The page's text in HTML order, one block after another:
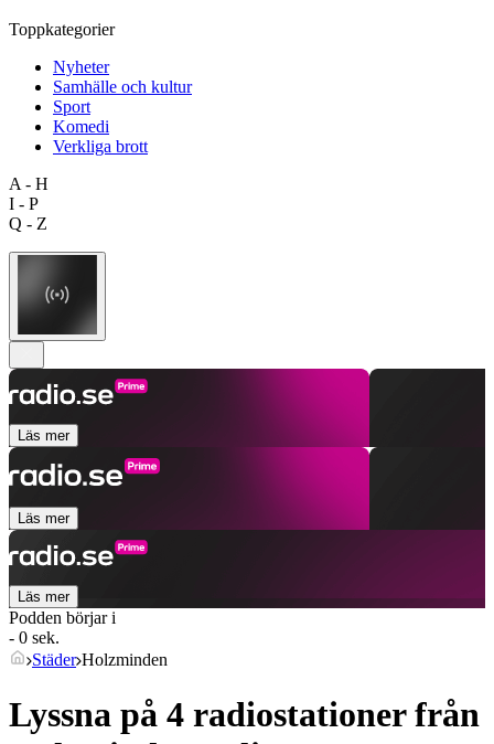
Toppkategorier
Nyheter
Samhälle och kultur
Sport
Komedi
Verkliga brott
A - H
I - P
Q - Z
Läs mer
Läs mer
Läs mer
Podden börjar i
- 0 sek.
Städer Holzminden
Lyssna på 4 radiostationer från